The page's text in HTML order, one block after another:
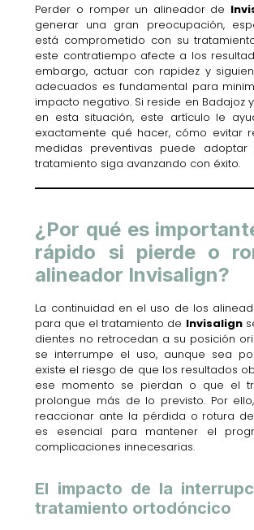
Perder o romper un alineador de
generar una gran preocupación,
está comprometido con su
este contratiempo afecte a los
embargo, actuar con rapidez y
adecuados es fundamental para
impacto negativo. Si reside en Badajoz
en esta situación, este artículo le
exactamente qué hacer, cómo evitar
medidas preventivas puede
tratamiento siga avanzando con éxito.
¿Por qué es
rápido si pierde o
alineador Invisalign?
La continuidad en el uso de los
para que el tratamiento de Invisalign
dientes no retrocedan a su posición
se interrumpe el uso, aunque sea
existe el riesgo de que los resultados
ese momento se pierdan o que el
prolongue más de lo previsto. Por
reaccionar ante la pérdida o rotura
es esencial para mantener el
complicaciones innecesarias.
El impacto de la
tratamiento ortodóncico